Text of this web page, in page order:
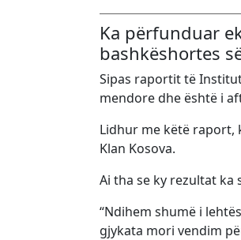
Ka përfunduar
bashkëshortes
Sipas raportit të
mendore dhe është i
Lidhur me këtë raport,
Klan Kosova.
Ai tha se ky rezultat ka
“Ndihem shumë i
gjykata mori vendim